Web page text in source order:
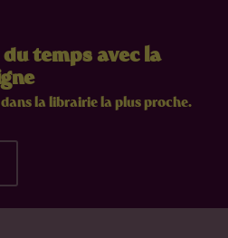
temps avec la
la librairie la plus proche.